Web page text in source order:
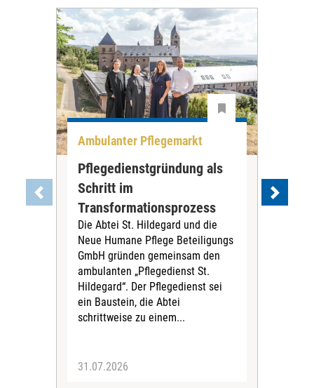
Ambulanter Pflegemarkt
Pflegedienstgründung als
Schritt im
Transformationsprozess
Die Abtei St. Hildegard und die
Neue Humane Pflege Beteiligungs
GmbH gründen gemeinsam den
ambulanten „Pflegedienst St.
Hildegard“. Der Pflegedienst sei
ein Baustein, die Abtei
schrittweise zu einem...
31.07.2026